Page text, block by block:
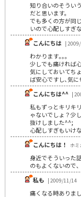
知り合いのそうい
だと思います。
でも多くの方が同
いので心配しすぎ
こんにちは |
わかります｡｡｡
少しでも痛ければ
気にしておいてち
ば安心ですし､気
こんにちは^^ |
私もずっとキリキ
ゃないでしょ？少
抜けしました^^;
心配しすぎもいけ
こんにちは！
ホ
身近でそういった
のもよくないので
私も | 2009/11/14
痛くなる時ありま